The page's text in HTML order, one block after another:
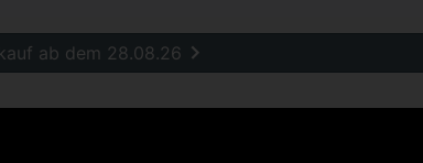
ab dem 28.08.26